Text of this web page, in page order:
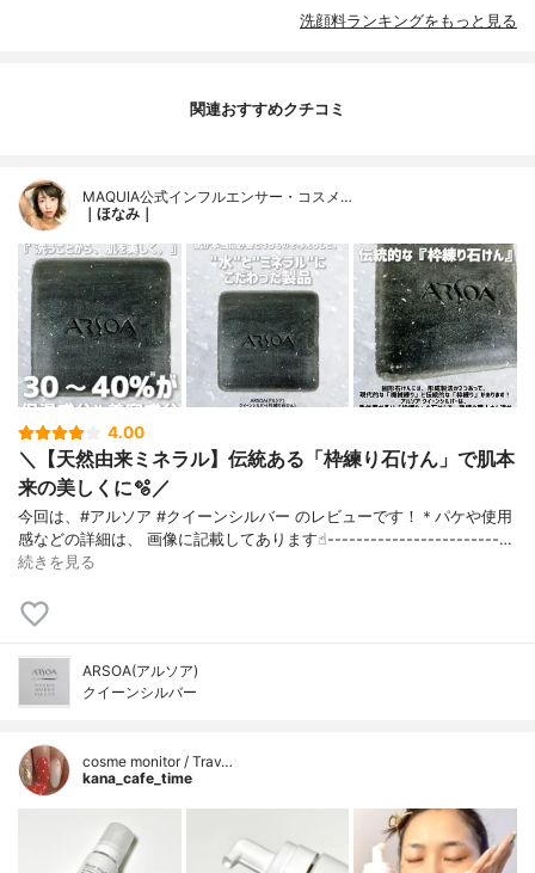
洗顔料ランキングをもっと見る
関連おすすめクチコミ
MAQUIA公式インフルエンサー・コスメ…
｜ほなみ｜
4.00
＼【天然由来ミネラル】伝統ある「枠練り石けん」で肌本
来の美しくに🫧／
今回は、#アルソア #クイーンシルバー のレビューです！＊パケや使用
感などの詳細は、 画像に記載してあります☝︎------------------------…
続きを見る
ARSOA(アルソア)
クイーンシルバー
cosme monitor / Trav…
kana_cafe_time